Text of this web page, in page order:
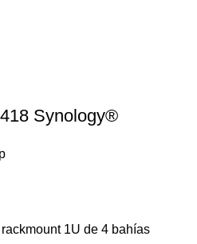
Synology®
1U de 4 bahías